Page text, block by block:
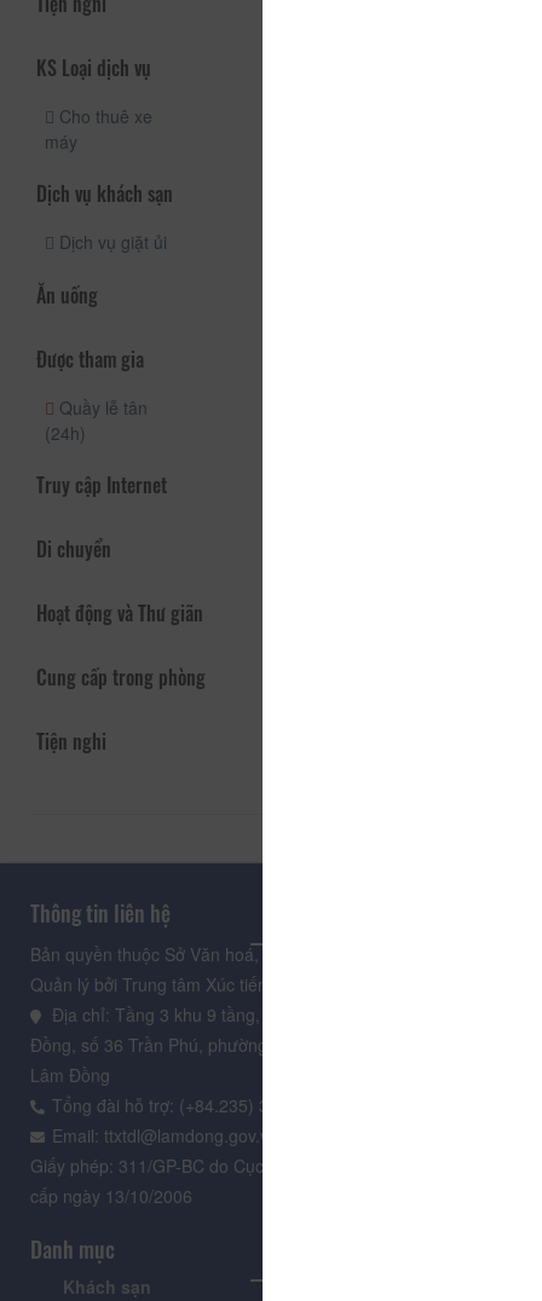
KS Loại dịch vụ
Cho thuê xe
máy
Dịch vụ khách sạn
Dịch vụ giặt ủi
Ăn uống
Được tham gia
Quầy lễ tân
(24h)
Truy cập Internet
Di chuyển
Hoạt động và Thư giãn
Cung cấp trong phòng
Tiện nghi
Thông tin liên hệ
Bản quyền thuộc Sở Văn hoá, Thể thao và Du lịch Lâm Đồng.
Quản lý bởi Trung tâm Xúc tiến Du lịch Lâm Đồng
Địa chỉ: Tầng 3 khu 9 tầng, Trung tâm Hành chính tỉnh Lâm
Đồng, số 36 Trần Phú, phường Xuân Hương - Đà Lạt, tỉnh
Lâm Đồng
Tổng đài hỗ trợ: (+84.235) 3.916.961
Email: ttxtdl@lamdong.gov.vn
Giấy phép: 311/GP-BC do Cục Báo chí - Bộ Văn hóa Thông tin
cấp ngày 13/10/2006
Danh mục
Khách sạn